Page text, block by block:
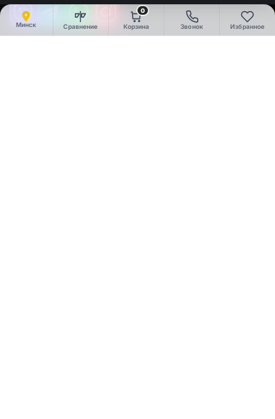
Минск Сравнение
0
Корзина Звонок Избранное
Viber TelegramWhatsAppInstagram